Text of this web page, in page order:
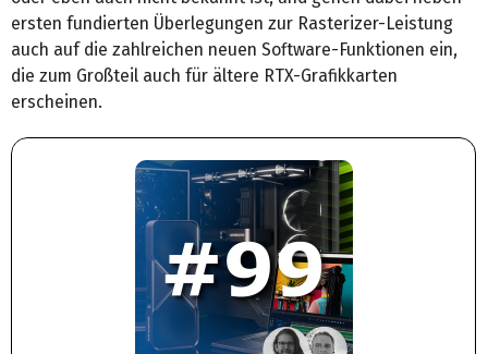
ersten fundierten Überlegungen zur Rasterizer-Leistung
auch auf die zahlreichen neuen Software-Funktionen ein,
die zum Großteil auch für ältere RTX-Grafikkarten
erscheinen.